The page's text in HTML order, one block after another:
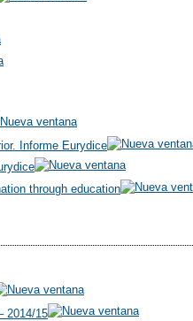
Informe Eurydice
through education
2014/15